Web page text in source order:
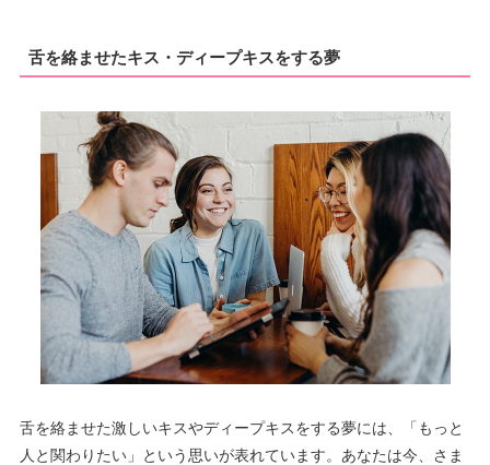
舌を絡ませたキス・ディープキスをする夢
舌を絡ませた激しいキスやディープキスをする夢には、「もっと
人と関わりたい」という思いが表れています。あなたは今、さま